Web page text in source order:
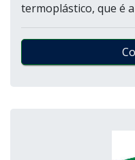
termoplástico, que é